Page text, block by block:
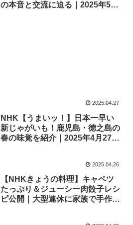
の本音と交流に迫る｜2025年5月
2025.04.27
NHK【うまいッ！】日本一早い
新じゃがいも！鹿児島・徳之島の
春の味覚を紹介｜2025年4月27日
2025.04.26
【NHKきょうの料理】キャベツ
たっぷり＆ジューシー肉餃子レシ
ピ公開｜大型連休に家族で手作り